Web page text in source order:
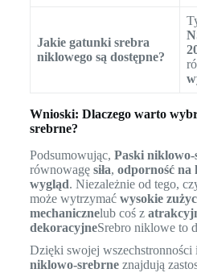
Jakie gatunki srebra
niklowego są dostępne?
Wnioski: Dlaczego warto
srebrne?
Podsumowując, Paski niklowo-
równowagę siła, odporność na
wygląd. Niezależnie od tego,
może wytrzymać wysokie
mechanicznelub coś z
dekoracyjneSrebro niklowe to
Dzięki swojej wszechstronności i
niklowo-srebrneznajdują